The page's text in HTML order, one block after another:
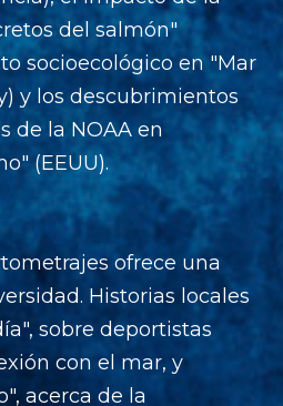
del salmón"
socioecológico en "Mar
y los descubrimientos
de la NOAA en
(EEUU).
ofrece una
Historias locales
sobre deportistas
con el mar, y
acerca de la